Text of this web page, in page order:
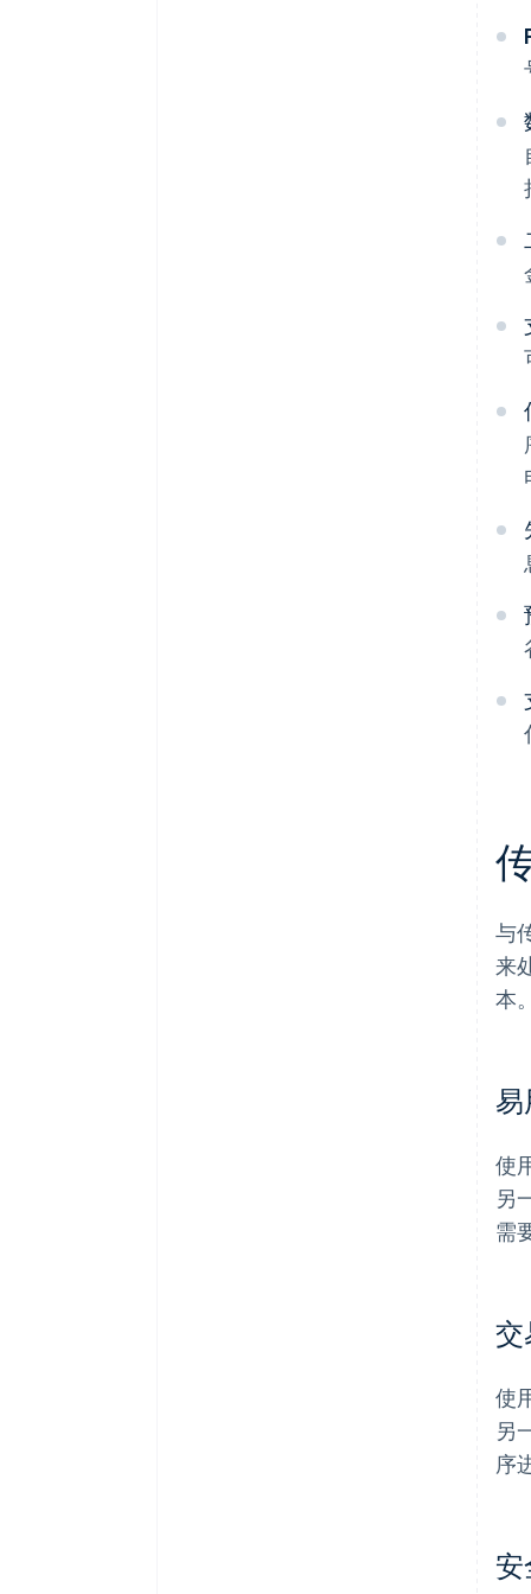
与
来
本
易
使
另
需
交
使
另
序